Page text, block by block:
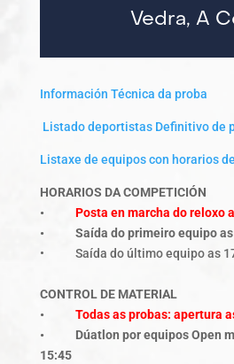
Vedra, A
Información Técnica da proba
Listado deportistas Definitivo de
Listaxe de equipos con horarios
HORARIOS DA COMPETICIÓN
•
Posta en marcha do reloxo
• Saída do primeiro equipo as
• Saída do último equipo as
CONTROL DE MATERIAL
•
Todas as probas: apertura
• Dúatlon por equipos Open
15:45